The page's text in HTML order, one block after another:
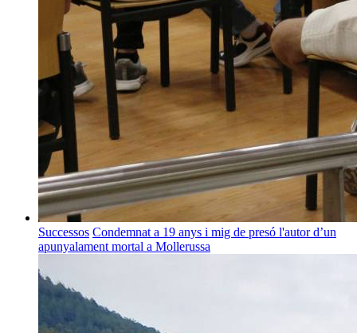
Successos Condemnat a 19 anys i mig de presó l'autor d’un
apunyalament mortal a Mollerussa